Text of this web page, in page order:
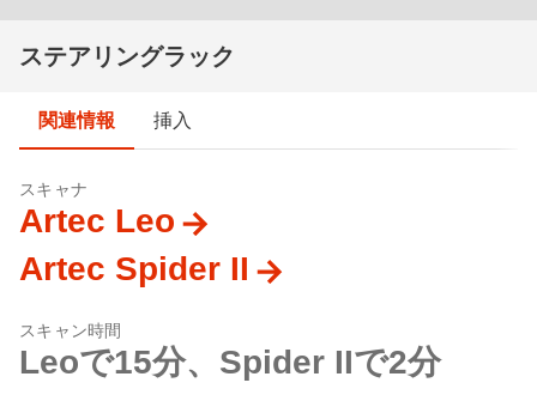
ステアリングラック
関連情報 挿入
スキャナ
Artec Leo
Artec Spider II
スキャン時間
Leoで15分、Spider IIで2分